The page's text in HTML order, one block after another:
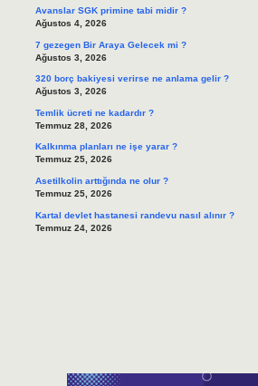
Avanslar SGK primine tabi midir ?
Ağustos 4, 2026
7 gezegen Bir Araya Gelecek mi ?
Ağustos 3, 2026
320 borç bakiyesi verirse ne anlama gelir ?
Ağustos 3, 2026
Temlik ücreti ne kadardır ?
Temmuz 28, 2026
Kalkınma planları ne işe yarar ?
Temmuz 25, 2026
Asetilkolin arttığında ne olur ?
Temmuz 25, 2026
Kartal devlet hastanesi randevu nasıl alınır ?
Temmuz 24, 2026